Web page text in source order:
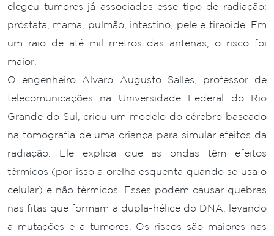
elegeu tumores já associados esse tipo de radiação:
próstata, mama, pulmão, intestino, pele e tireoide. Em
um raio de até mil metros das antenas, o risco foi
maior.
O engenheiro Alvaro Augusto Salles, professor de
telecomunicações na Universidade Federal do Rio
Grande do Sul, criou um modelo do cérebro baseado
na tomografia de uma criança para simular efeitos da
radiação. Ele explica que as ondas têm efeitos
térmicos (por isso a orelha esquenta quando se usa o
celular) e não térmicos. Esses podem causar quebras
nas fitas que formam a dupla-hélice do DNA, levando
a mutações e a tumores. Os riscos são maiores nas